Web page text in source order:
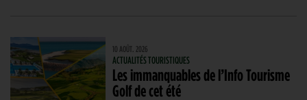
10 AOÛT. 2026
ACTUALITÉS TOURISTIQUES
Les immanquables de l’Info Tourisme
Golf de cet été